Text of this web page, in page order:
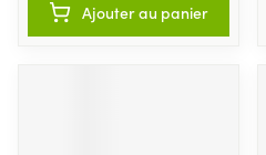
Ajouter au panier